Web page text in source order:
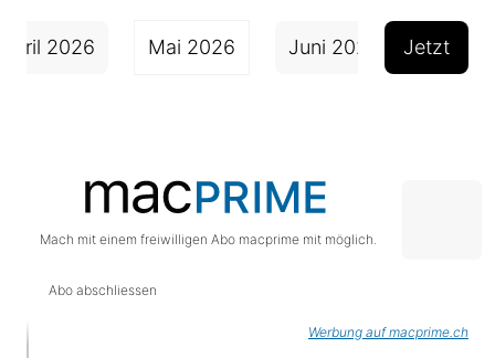
April 2026 Mai 2026 Juni 2026 Juli
Jetzt
Mach mit einem freiwilligen Abo macprime mit möglich.
Abo abschliessen
Werbung auf macprime.ch